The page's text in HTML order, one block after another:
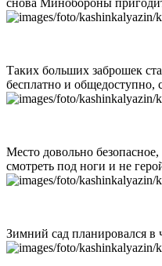
Таких больших заброшек
бесплатно и общедоступно,
Место довольно
смотреть под ноги и не
Зимний сад планировался в